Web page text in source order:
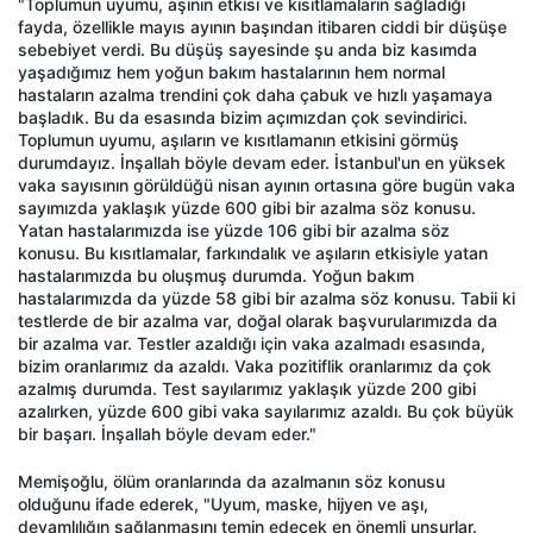
"Toplumun uyumu, aşının etkisi ve kısıtlamaların sağladığı
fayda, özellikle mayıs ayının başından itibaren ciddi bir düşüşe
sebebiyet verdi. Bu düşüş sayesinde şu anda biz kasımda
yaşadığımız hem yoğun bakım hastalarının hem normal
hastaların azalma trendini çok daha çabuk ve hızlı yaşamaya
başladık. Bu da esasında bizim açımızdan çok sevindirici.
Toplumun uyumu, aşıların ve kısıtlamanın etkisini görmüş
durumdayız. İnşallah böyle devam eder. İstanbul'un en yüksek
vaka sayısının görüldüğü nisan ayının ortasına göre bugün vaka
sayımızda yaklaşık yüzde 600 gibi bir azalma söz konusu.
Yatan hastalarımızda ise yüzde 106 gibi bir azalma söz
konusu. Bu kısıtlamalar, farkındalık ve aşıların etkisiyle yatan
hastalarımızda bu oluşmuş durumda. Yoğun bakım
hastalarımızda da yüzde 58 gibi bir azalma söz konusu. Tabii ki
testlerde de bir azalma var, doğal olarak başvurularımızda da
bir azalma var. Testler azaldığı için vaka azalmadı esasında,
bizim oranlarımız da azaldı. Vaka pozitiflik oranlarımız da çok
azalmış durumda. Test sayılarımız yaklaşık yüzde 200 gibi
azalırken, yüzde 600 gibi vaka sayılarımız azaldı. Bu çok büyük
bir başarı. İnşallah böyle devam eder."
Memişoğlu, ölüm oranlarında da azalmanın söz konusu
olduğunu ifade ederek, "Uyum, maske, hijyen ve aşı,
devamlılığın sağlanmasını temin edecek en önemli unsurlar.